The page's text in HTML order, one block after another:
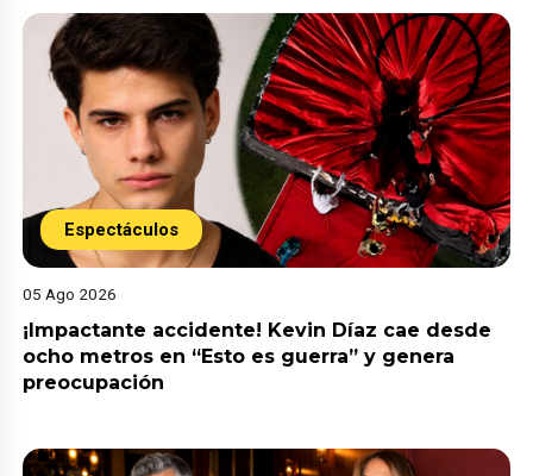
Espectáculos
05 Ago 2026
¡Impactante accidente! Kevin Díaz cae desde
ocho metros en “Esto es guerra” y genera
preocupación